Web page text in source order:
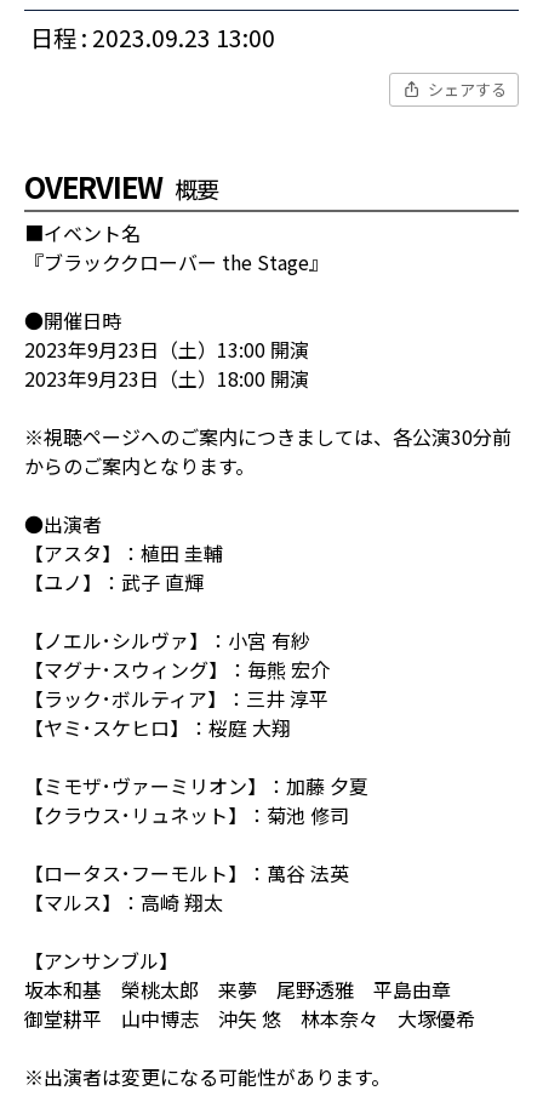
日程 : 2023.09.23 13:00
シェアする
OVERVIEW 概要
■イベント名
『ブラッククローバー the Stage』
●開催日時
2023年9月23日（土）13:00 開演
2023年9月23日（土）18:00 開演
※視聴ページへのご案内につきましては、各公演30分前
からのご案内となります。
●出演者
【アスタ】：植田 圭輔
【ユノ】：武子 直輝
【ノエル･シルヴァ】：小宮 有紗
【マグナ･スウィング】：毎熊 宏介
【ラック･ボルティア】：三井 淳平
【ヤミ･スケヒロ】：桜庭 大翔
【ミモザ･ヴァーミリオン】：加藤 夕夏
【クラウス･リュネット】：菊池 修司
【ロータス･フーモルト】：萬谷 法英
【マルス】：高崎 翔太
【アンサンブル】
坂本和基 榮桃太郎 来夢 尾野透雅 平島由章
御堂耕平 山中博志 沖矢 悠 林本奈々 大塚優希
※出演者は変更になる可能性があります。